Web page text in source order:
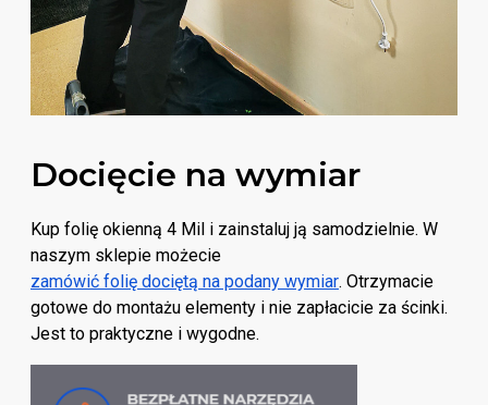
Docięcie na wymiar
Kup folię okienną 4 Mil i zainstaluj ją samodzielnie. W
naszym sklepie możecie
zamówić folię dociętą na podany wymiar. Otrzymacie
gotowe do montażu elementy i nie zapłacicie za ścinki.
Jest to praktyczne i wygodne.